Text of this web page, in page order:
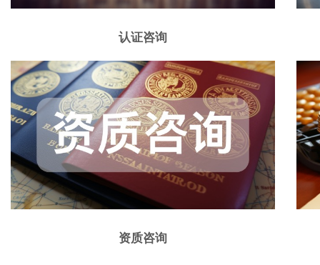
认证咨询
资质咨询